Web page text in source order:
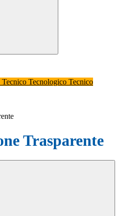
Tecnico Tecnologico Tecnico
Trasparente